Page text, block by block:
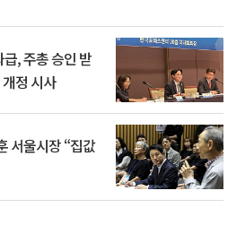
, 주총 승인 받
정 시사
서울시장 “집값